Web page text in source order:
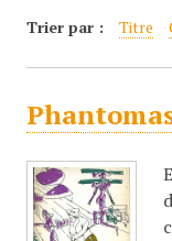
Trier par : Titre